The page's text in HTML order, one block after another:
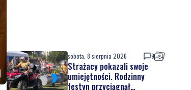
sobota, 8 sierpnia 2026 9
Strażacy pokazali swoje
umiejętności. Rodzinny
festyn przyciągnął